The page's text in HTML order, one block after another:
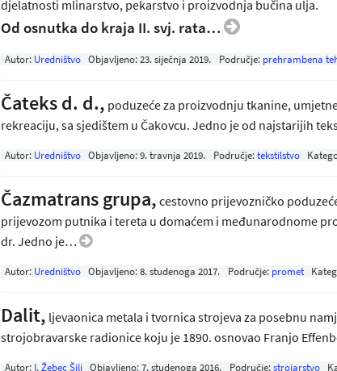
djelatnosti mlinarstvo, pekarstvo i proizvodnja bučina ulja.
Od osnutka do kraja II. svj. rata…
Autor: Uredništvo Objavljeno:23. siječnja 2019. Područje: prehrambena
Čateks d. d., poduzeće za proizvodnju tkanine,
rekreaciju, sa sjedištem u Čakovcu. Jedno je od najstarijih
Autor: Uredništvo Objavljeno:9. travnja 2019. Područje: tekstilstvo
Čazmatrans grupa, cestovno prijevozničko
prijevozom putnika i tereta u domaćem i međunarodnome
dr. Jedno je…
Autor: Uredništvo Objavljeno:8. studenoga 2017. Područje: promet
Dalit, ljevaonica metala i tvornica strojeva za posebnu
strojobravarske radionice koju je 1890. osnovao Franjo
Autor: I. Žebec Šilj Objavljeno:7. studenoga 2016. Područje: strojarstvo